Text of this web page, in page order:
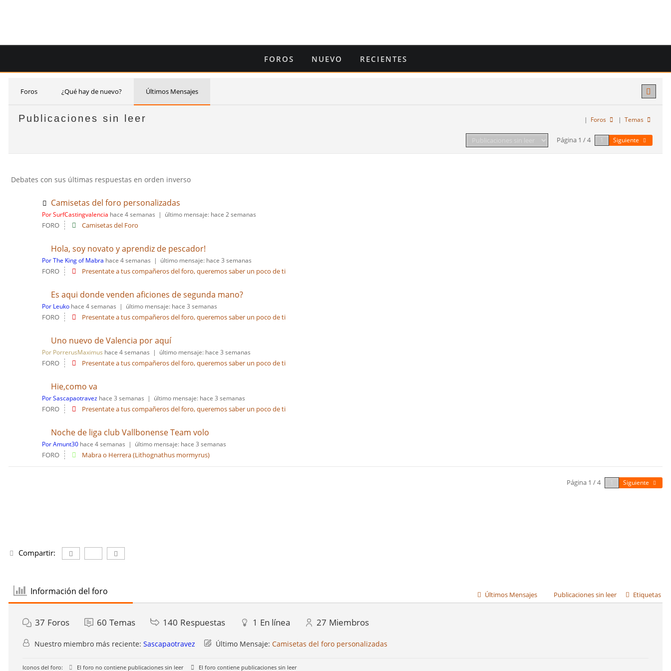
FOROS NUEVO RECIENTES
Foros ¿Qué hay de nuevo? Últimos Mensajes
Publicaciones sin leer | Foros | Temas
Página 1 / 4 Siguiente
Debates con sus últimas respuestas en orden inverso
Camisetas del foro personalizadas
Por SurfCastingvalencia hace 4 semanas | último mensaje:hace 2 semanas
FORO Camisetas del Foro
Hola, soy novato y aprendiz de pescador!
Por The King of Mabra hace 4 semanas | último mensaje:hace 3 semanas
FORO Presentate a tus compañeros del foro, queremos saber un poco de ti
Es aqui donde venden aficiones de segunda mano?
Por Leukohace 4 semanas | último mensaje:hace 3 semanas
FORO Presentate a tus compañeros del foro, queremos saber un poco de ti
Uno nuevo de Valencia por aquí
Por PorrerusMaximus hace 4 semanas | último mensaje:hace 3 semanas
FORO Presentate a tus compañeros del foro, queremos saber un poco de ti
Hie,como va
Por Sascapaotravezhace 3 semanas | último mensaje:hace 3 semanas
FORO Presentate a tus compañeros del foro, queremos saber un poco de ti
Noche de liga club Vallbonense Team volo
Por Amunt30hace 4 semanas | último mensaje:hace 3 semanas
FORO Mabra o Herrera (Lithognathus mormyrus)
Página 1 / 4 Siguiente
Compartir:
Información del foro Últimos Mensajes Publicaciones sin leer Etiquetas
37 Foros 60 Temas 140 Respuestas 1 En línea 27 Miembros
Nuestro miembro más reciente: Sascapaotravez Último Mensaje: Camisetas del foro personalizadas
Iconos del foro: El foro no contiene publicaciones sin leer
El foro contiene publicaciones sin leer